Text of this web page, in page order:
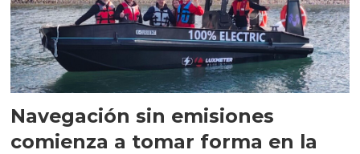
Navegación sin emisiones
comienza a tomar forma en la